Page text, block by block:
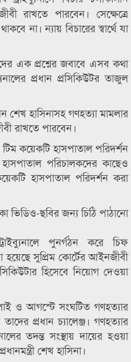
রাখতে পারবেন। সেক্ষেত্রে
না। ন্যায় বিচারের স্বার্থে যা
এক প্রশ্নের জবাবে এসব কথা
প্রধান প্রসিকিউটর তাজুল
শেখ হাসিনাসহ গণহত্যা মামলার
রাখতে পারবেন।
কয়েকটি হাসপাতাল পরিদর্শন
পরিচালকদের কাছেও
হাসপাতাল পরিদর্শন করা
ভিডিও-ছবির জন্য চিঠি পাঠানো
পুনর্গঠন করে চিফ
হয়েছে সুপ্রিম কোর্টের আইনজীবী
হিসেবে নিয়োগ দেওয়া
ও আগস্টে সংঘটিত গণহত্যার
প্রধান চ্যালেঞ্জ। গণহত্যার
তদন্ত সংস্থায় দায়ের হওয়া
শেখ হাসিনা।